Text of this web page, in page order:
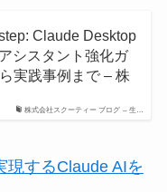
株式会社スクーティー ブログ – 生…
Claude Desktop
シスタント強化ガ
実践事例まで – 株
現するClaude AIを